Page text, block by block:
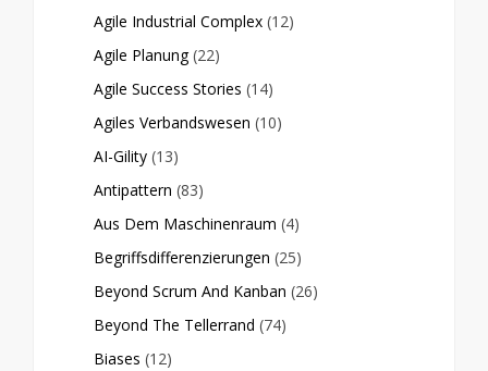
Agile Industrial Complex (12)
Agile Planung (22)
Agile Success Stories (14)
Agiles Verbandswesen (10)
AI-Gility (13)
Antipattern (83)
Aus Dem Maschinenraum (4)
Begriffsdifferenzierungen (25)
Beyond Scrum And Kanban (26)
Beyond The Tellerrand (74)
Biases (12)